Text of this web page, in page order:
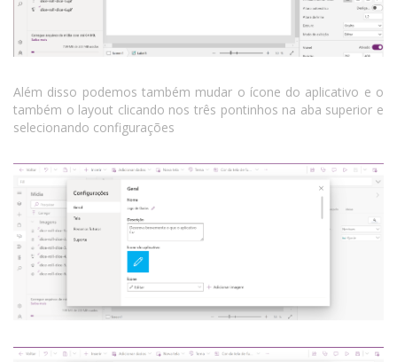
Além disso podemos também mudar o ícone do aplicativo e o
também o layout clicando nos três pontinhos na aba superior e
selecionando configurações